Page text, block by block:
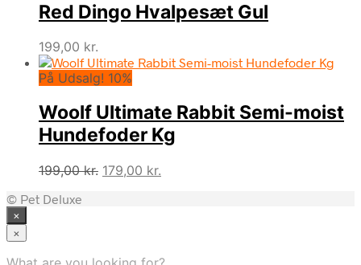
Red Dingo Hvalpesæt Gul
199,00 kr.
På Udsalg! 10%
Woolf Ultimate Rabbit Semi-moist
Hundefoder Kg
199,00kr. Den
179,00 kr.
© Pet Deluxe
×
×